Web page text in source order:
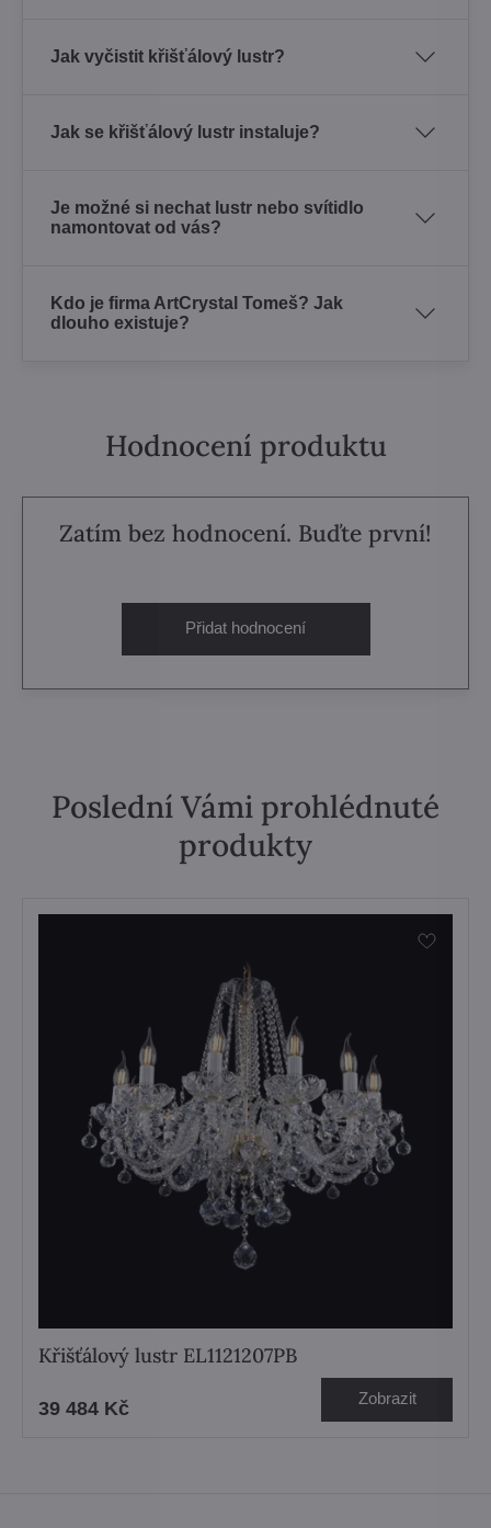
Jak vyčistit křišťálový lustr?
Jak se křišťálový lustr instaluje?
Je možné si nechat lustr nebo svítidlo
namontovat od vás?
Kdo je firma ArtCrystal Tomeš? Jak
dlouho existuje?
Hodnocení produktu
Zatím bez hodnocení. Buďte první!
Přidat hodnocení
Poslední Vámi prohlédnuté
produkty
Křišťálový lustr EL1121207PB
39 484 Kč Zobrazit